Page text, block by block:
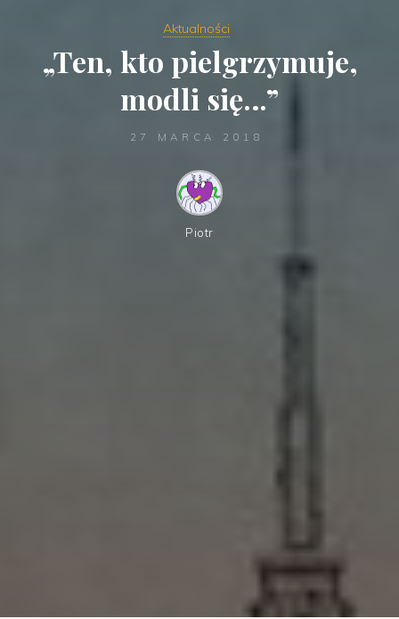
Aktualności
„Ten, kto pielgrzymuje,
modli się…”
27 MARCA 2018
Piotr